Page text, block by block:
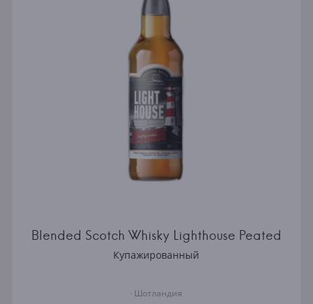
Blended Scotch Whisky Lighthouse Peated
Купажированный
· Шотландия